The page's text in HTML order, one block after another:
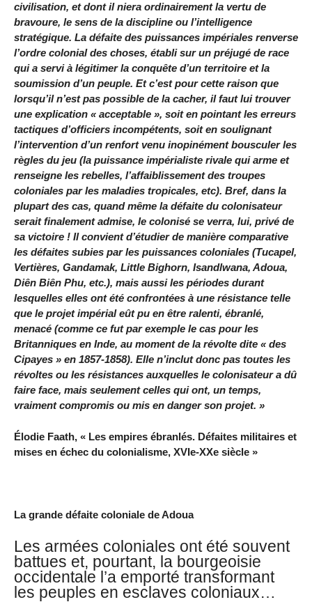
civilisation, et dont il niera ordinairement la vertu de
bravoure, le sens de la discipline ou l’intelligence
stratégique. La défaite des puissances impériales renverse
l’ordre colonial des choses, établi sur un préjugé de race
qui a servi à légitimer la conquête d’un territoire et la
soumission d’un peuple. Et c’est pour cette raison que
lorsqu’il n’est pas possible de la cacher, il faut lui trouver
une explication « acceptable », soit en pointant les erreurs
tactiques d’officiers incompétents, soit en soulignant
l’intervention d’un renfort venu inopinément bousculer les
règles du jeu (la puissance impérialiste rivale qui arme et
renseigne les rebelles, l’affaiblissement des troupes
coloniales par les maladies tropicales, etc). Bref, dans la
plupart des cas, quand même la défaite du colonisateur
serait finalement admise, le colonisé se verra, lui, privé de
sa victoire ! Il convient d’étudier de manière comparative
les défaites subies par les puissances coloniales (Tucapel,
Vertières, Gandamak, Little Bighorn, Isandlwana, Adoua,
Diên Biên Phu, etc.), mais aussi les périodes durant
lesquelles elles ont été confrontées à une résistance telle
que le projet impérial eût pu en être ralenti, ébranlé,
menacé (comme ce fut par exemple le cas pour les
Britanniques en Inde, au moment de la révolte dite « des
Cipayes » en 1857-1858). Elle n’inclut donc pas toutes les
révoltes ou les résistances auxquelles le colonisateur a dû
faire face, mais seulement celles qui ont, un temps,
vraiment compromis ou mis en danger son projet. »
Élodie Faath, « Les empires ébranlés. Défaites militaires et
mises en échec du colonialisme, XVIe-XXe siècle »
La grande défaite coloniale de Adoua
Les armées coloniales ont été souvent
battues et, pourtant, la bourgeoisie
occidentale l’a emporté transformant
les peuples en esclaves coloniaux…